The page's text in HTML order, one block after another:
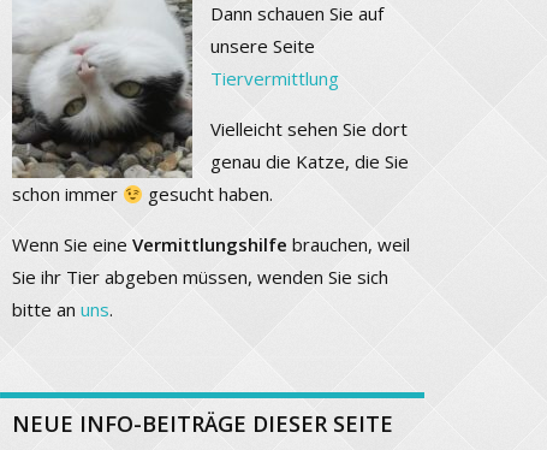
Dann schauen Sie auf
unsere Seite
Tiervermittlung
Vielleicht sehen Sie dort
genau die Katze, die Sie
schon immer
gesucht haben.
Wenn Sie eine Vermittlungshilfe brauchen, weil
Sie ihr Tier abgeben müssen, wenden Sie sich
bitte an uns.
NEUE INFO-BEITRÄGE DIESER SEITE